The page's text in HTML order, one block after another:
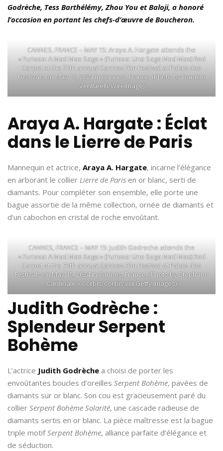
Godrèche, Tess Barthélémy, Zhou You et Baloji, a honoré
l’occasion en portant les chefs-d’œuvre de Boucheron.
CANNES, FRANCE – MAY 15: Araya A. Hargate attends the
« Furiosa: A Mad Max Saga » (Furiosa: Une Saga Mad Max) Red
Carpet at the 77th annual Cannes Film Festival at Palais des
Festivals on May 15, 2024 in Cannes, France. (Photo by Daniele
Venturelli/WireImage)
Araya A. Hargate : Éclat
dans le Lierre de Paris
Mannequin et actrice, Araya A. Hargate, incarne l’élégance
en arborant le collier Lierre de Paris en or blanc, serti de
diamants. Pour compléter son ensemble, elle porte une
bague assortie de la même collection, ornée de diamants et
d’un cabochon en cristal de roche envoûtant.
CANNES, FRANCE – MAY 15: Judith Godreche attends the
« Furiosa: A Mad Max Saga » (Furiosa: Une Saga Mad Max) Red
Carpet at the 77th annual Cannes Film Festival at Palais des
Festivals on May 15, 2024 in Cannes, France. (Photo by Stephane
Cardinale – Corbis/Corbis via Getty Images)
Judith Godrèche :
Splendeur Serpent
Bohème
L’actrice Judith Godrèche a choisi de porter les
envoûtantes boucles d’oreilles Serpent Bohème, pavées de
diamants sur or blanc. Son cou est gracieusement paré du
collier Serpent Bohème Solarité, une cascade radieuse de
diamants sertis en or blanc. La pièce maîtresse est la bague
triple motifSerpent Bohème, alliance parfaite d’élégance et
de séduction.